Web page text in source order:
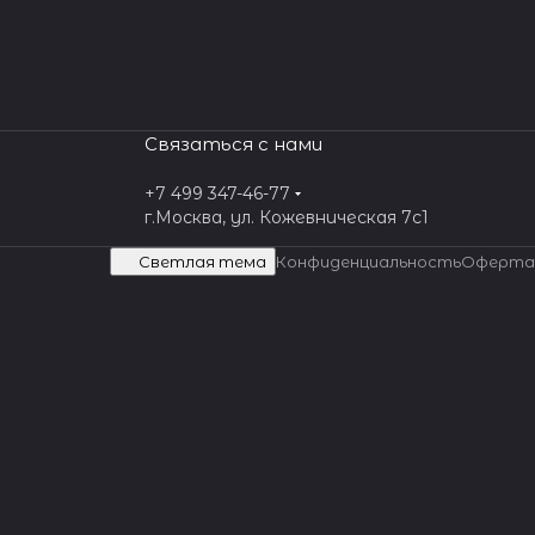
Связаться с нами
+7 499 347-46-77
г.Москва, ул. Кожевническая 7c1
Светлая тема КонфиденциальностьОферта